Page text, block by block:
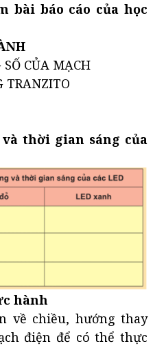
bài báo cáo của học
CỦA MẠCH
TRANZITO
thời gian sáng của
hành
về chiều, hướng thay
điện để có thể thực